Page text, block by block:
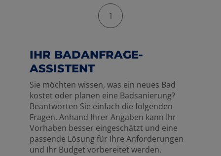
Kontaktformular-Fortschritt
1
IHR BADANFRAGE-
ASSISTENT
Sie möchten wissen, was ein neues Bad
kostet oder planen eine Badsanierung?
Beantworten Sie einfach die folgenden
Fragen. Anhand Ihrer Angaben kann Ihr
Vorhaben besser eingeschätzt und eine
passende Lösung für Ihre Anforderungen
und Ihr Budget vorbereitet werden.